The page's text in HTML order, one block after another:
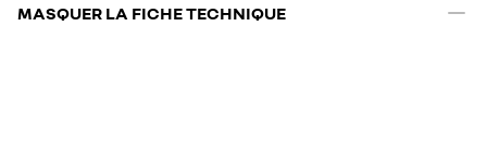
MASQUER LA FICHE TECHNIQUE